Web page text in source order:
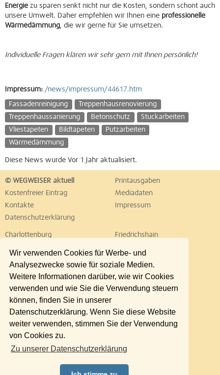
Wir verwenden Cookies für Werbe- und
Analysezwecke sowie für soziale Medien.
Weitere Informationen darüber, wie wir Cookies
verwenden und wie Sie die Verwendung steuern
können, finden Sie in unserer
Datenschutzerklärung. Wenn Sie diese Website
weiter verwenden, stimmen Sie der Verwendung
von Cookies zu.
Zu unserer Datenschutzerklärung
Energiezu sparen senkt nicht nur die Kosten, sondern schont auch
unsere Umwelt. Daher empfehlen wir Ihnen eine professionelle
Wärmedämmung, die wir gerne für Sie umsetzen.
Individuelle Fragen klären wir sehr gern mit Ihnen persönlich!
Impressum: /news/impressum/44617.htm
Fassadenreinigung
Treppenhausrenovierung
Treppenhaussanierung
Betonschutz
Stuckarbeiten
Vliestapeten
Bildtapeten
Putzarbeiten
Wärmedämmung
Diese News wurde Vor 1 Jahr aktualisiert.
© WEGWEISER aktuell
Printausgaben
Kostenfreier Eintrag
Mediadaten
Kontakte
Impressum
Datenschutzerklärung
Charlottenburg
Friedrichshain
Lichtenberg
Marzahn
Neukölln
Pankow
Reinickendorf
Schöneberg
Spandau
Steglitz
Tempelhof
Treptow
Umland Ost